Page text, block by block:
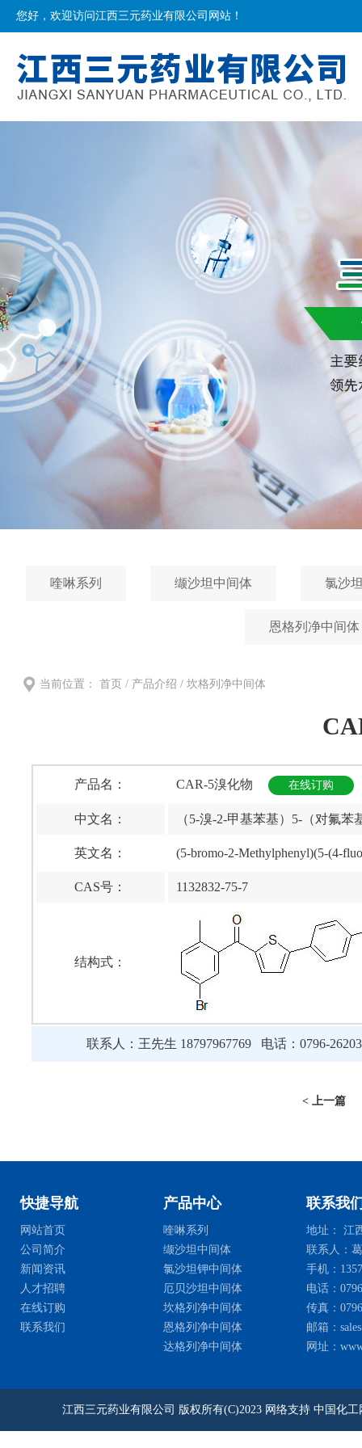
您好，欢迎访问江西三元药业有限公司网站！
产品介绍
喹啉系列 缬沙坦中间体 氯沙
恩格列净中间体
当前位置： 首页 / 产品介绍 / 坎格列净中间体
产品名： CAR-5溴化物 在线订购
中文名： （5-溴-2-甲基苯基）5-（对氟苯
英文名： (5-bromo-2-Methylphenyl)(5-(4-
CAS号： 1132832-75-7
结构式：
联系人：王先生 18797967769 电话：0796-
< 上一篇
快捷导航
网站首页
公司简介
新闻资讯
人才招聘
在线订购
联系我们
产品中心
喹啉系列
缬沙坦中间体
氯沙坦钾中间体
厄贝沙坦中间体
坎格列净中间体
恩格列净中间体
达格列净中间体
联系我
地址： 江
联系人：
手机：
电话：
传真：
邮箱：
网址：
江西三元药业有限公司 版权所有(C)2023 网络支持 中国化工